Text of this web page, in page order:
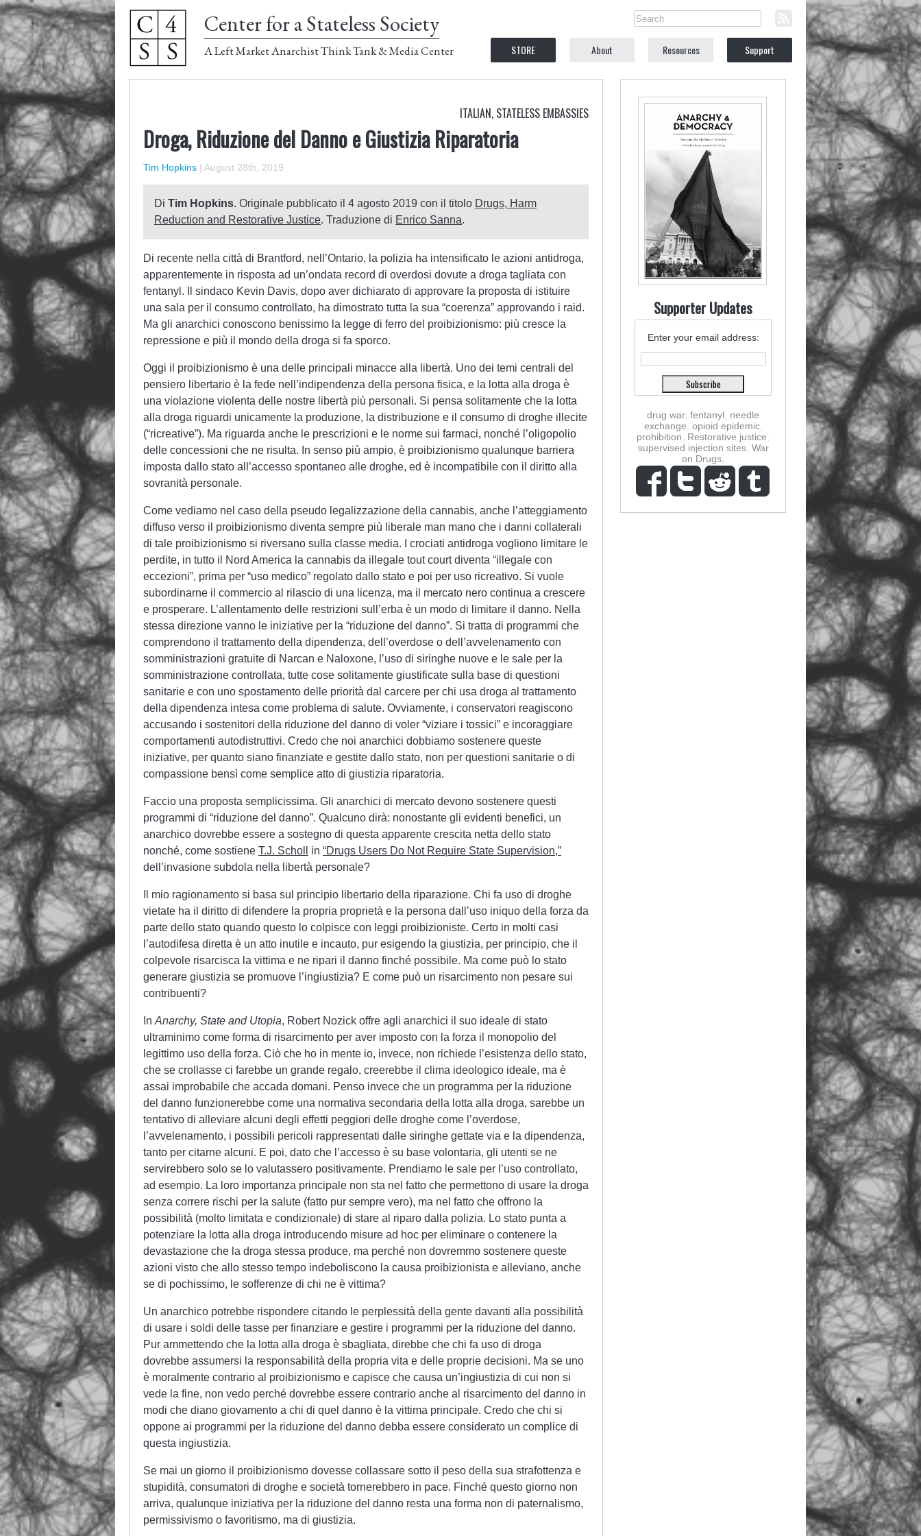
Center for a Stateless Society
A Left Market Anarchist Think Tank & Media Center STORE About Resources Support
ITALIAN, STATELESS EMBASSIES
Droga, Riduzione del Danno e Giustizia Riparatoria
Tim Hopkins | August 28th, 2019
Di Tim Hopkins. Originale pubblicato il 4 agosto 2019 con il titolo Drugs, Harm
Reduction and Restorative Justice. Traduzione di Enrico Sanna.
Di recente nella città di Brantford, nell’Ontario, la polizia ha intensificato le azioni antidroga,
apparentemente in risposta ad un’ondata record di overdosi dovute a droga tagliata con
fentanyl. Il sindaco Kevin Davis, dopo aver dichiarato di approvare la proposta di istituire
una sala per il consumo controllato, ha dimostrato tutta la sua “coerenza” approvando i raid.
Ma gli anarchici conoscono benissimo la legge di ferro del proibizionismo: più cresce la
repressione e più il mondo della droga si fa sporco.
Oggi il proibizionismo è una delle principali minacce alla libertà. Uno dei temi centrali del
pensiero libertario è la fede nell’indipendenza della persona fisica, e la lotta alla droga è
una violazione violenta delle nostre libertà più personali. Si pensa solitamente che la lotta
alla droga riguardi unicamente la produzione, la distribuzione e il consumo di droghe illecite
(“ricreative”). Ma riguarda anche le prescrizioni e le norme sui farmaci, nonché l’oligopolio
delle concessioni che ne risulta. In senso più ampio, è proibizionismo qualunque barriera
imposta dallo stato all’accesso spontaneo alle droghe, ed è incompatibile con il diritto alla
sovranità personale.
Come vediamo nel caso della pseudo legalizzazione della cannabis, anche l’atteggiamento
diffuso verso il proibizionismo diventa sempre più liberale man mano che i danni collaterali
di tale proibizionismo si riversano sulla classe media. I crociati antidroga vogliono limitare le
perdite, in tutto il Nord America la cannabis da illegale tout court diventa “illegale con
eccezioni”, prima per “uso medico” regolato dallo stato e poi per uso ricreativo. Si vuole
subordinarne il commercio al rilascio di una licenza, ma il mercato nero continua a crescere
e prosperare. L’allentamento delle restrizioni sull’erba è un modo di limitare il danno. Nella
stessa direzione vanno le iniziative per la “riduzione del danno”. Si tratta di programmi che
comprendono il trattamento della dipendenza, dell’overdose o dell’avvelenamento con
somministrazioni gratuite di Narcan e Naloxone, l’uso di siringhe nuove e le sale per la
somministrazione controllata, tutte cose solitamente giustificate sulla base di questioni
sanitarie e con uno spostamento delle priorità dal carcere per chi usa droga al trattamento
della dipendenza intesa come problema di salute. Ovviamente, i conservatori reagiscono
accusando i sostenitori della riduzione del danno di voler “viziare i tossici” e incoraggiare
comportamenti autodistruttivi. Credo che noi anarchici dobbiamo sostenere queste
iniziative, per quanto siano finanziate e gestite dallo stato, non per questioni sanitarie o di
compassione bensì come semplice atto di giustizia riparatoria.
Faccio una proposta semplicissima. Gli anarchici di mercato devono sostenere questi
programmi di “riduzione del danno”. Qualcuno dirà: nonostante gli evidenti benefici, un
anarchico dovrebbe essere a sostegno di questa apparente crescita netta dello stato
nonché, come sostiene T.J. Scholl in “Drugs Users Do Not Require State Supervision,”
dell’invasione subdola nella libertà personale?
Il mio ragionamento si basa sul principio libertario della riparazione. Chi fa uso di droghe
vietate ha il diritto di difendere la propria proprietà e la persona dall’uso iniquo della forza da
parte dello stato quando questo lo colpisce con leggi proibizioniste. Certo in molti casi
l’autodifesa diretta è un atto inutile e incauto, pur esigendo la giustizia, per principio, che il
colpevole risarcisca la vittima e ne ripari il danno finché possibile. Ma come può lo stato
generare giustizia se promuove l’ingiustizia? E come può un risarcimento non pesare sui
contribuenti?
In Anarchy, State and Utopia, Robert Nozick offre agli anarchici il suo ideale di stato
ultraminimo come forma di risarcimento per aver imposto con la forza il monopolio del
legittimo uso della forza. Ciò che ho in mente io, invece, non richiede l’esistenza dello stato,
che se crollasse ci farebbe un grande regalo, creerebbe il clima ideologico ideale, ma è
assai improbabile che accada domani. Penso invece che un programma per la riduzione
del danno funzionerebbe come una normativa secondaria della lotta alla droga, sarebbe un
tentativo di alleviare alcuni degli effetti peggiori delle droghe come l’overdose,
l’avvelenamento, i possibili pericoli rappresentati dalle siringhe gettate via e la dipendenza,
tanto per citarne alcuni. E poi, dato che l’accesso è su base volontaria, gli utenti se ne
servirebbero solo se lo valutassero positivamente. Prendiamo le sale per l’uso controllato,
ad esempio. La loro importanza principale non sta nel fatto che permettono di usare la droga
senza correre rischi per la salute (fatto pur sempre vero), ma nel fatto che offrono la
possibilità (molto limitata e condizionale) di stare al riparo dalla polizia. Lo stato punta a
potenziare la lotta alla droga introducendo misure ad hoc per eliminare o contenere la
devastazione che la droga stessa produce, ma perché non dovremmo sostenere queste
azioni visto che allo stesso tempo indeboliscono la causa proibizionista e alleviano, anche
se di pochissimo, le sofferenze di chi ne è vittima?
Un anarchico potrebbe rispondere citando le perplessità della gente davanti alla possibilità
di usare i soldi delle tasse per finanziare e gestire i programmi per la riduzione del danno.
Pur ammettendo che la lotta alla droga è sbagliata, direbbe che chi fa uso di droga
dovrebbe assumersi la responsabilità della propria vita e delle proprie decisioni. Ma se uno
è moralmente contrario al proibizionismo e capisce che causa un’ingiustizia di cui non si
vede la fine, non vedo perché dovrebbe essere contrario anche al risarcimento del danno in
modi che diano giovamento a chi di quel danno è la vittima principale. Credo che chi si
oppone ai programmi per la riduzione del danno debba essere considerato un complice di
questa ingiustizia.
Se mai un giorno il proibizionismo dovesse collassare sotto il peso della sua strafottenza e
stupidità, consumatori di droghe e società tornerebbero in pace. Finché questo giorno non
arriva, qualunque iniziativa per la riduzione del danno resta una forma non di paternalismo,
permissivismo o favoritismo, ma di giustizia.
Supporter Updates
Enter your email address:
drug war, fentanyl
needle
exchange opioid epidemic,
prohibition
Restorative justice
supervised injection sites, War
on Drugs